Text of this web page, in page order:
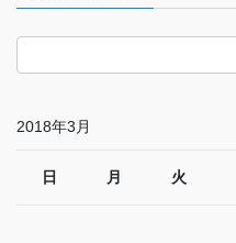
2018年3月
日 月 火